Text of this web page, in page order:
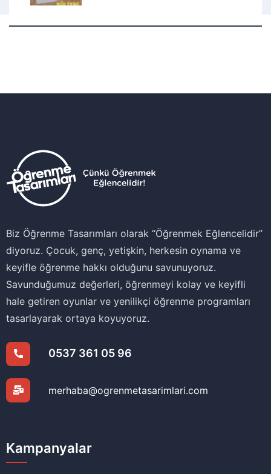
Biz Öğrenme Tasarımları olarak ‘‘Öğrenmek Eğlencelidir’’
diyoruz. Çocuk, genç, yetişkin, herkesin oynama ve
keyifle öğrenme hakkı olduğunu savunuyoruz.
Savunduğumuz değerleri, öğrenmeyi kolay ve keyifli
hale getiren oyunlar ve yenilikçi öğrenme programları
tasarlayarak ortaya koyuyoruz.
0537 361 05 96
merhaba@ogrenmetasarimlari.com
Kampanyalar